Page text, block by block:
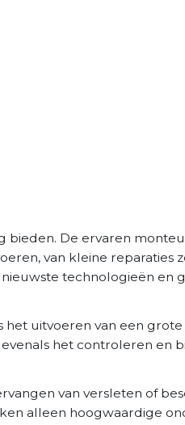
De ervaren
van kleine reparaties
technologieën
uitvoeren van een
het controleren en
van versleten of
alleen hoogwaardige